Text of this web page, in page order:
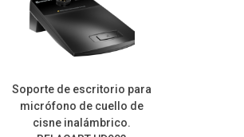
Soporte de escritorio para
micrófono de cuello de
cisne inalámbrico.